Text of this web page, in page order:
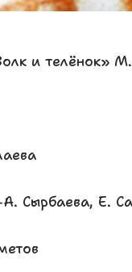
и телёнок»
Сырбаева, Е.